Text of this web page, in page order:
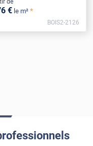
de
€ le m² *
BOIS2-2126